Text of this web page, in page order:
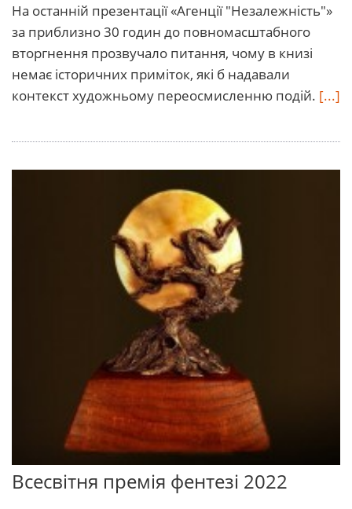
На останній презентації «Агенції "Незалежність"»
за приблизно 30 годин до повномасштабного
вторгнення прозвучало питання, чому в книзі
немає історичних приміток, які б надавали
контекст художньому переосмисленню подій. [...]
Всесвітня премія фентезі 2022